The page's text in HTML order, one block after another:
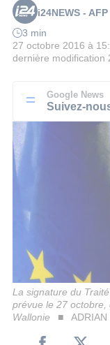
i24NEWS - AFP
3 min
27 octobre 2016 à
dernière modification
Google News
Suivez-
La signature du
prévue le 27 octobre,
Wallonie
ADRIAN